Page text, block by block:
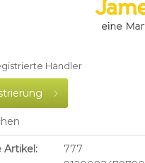
Händler
Artikel:
777